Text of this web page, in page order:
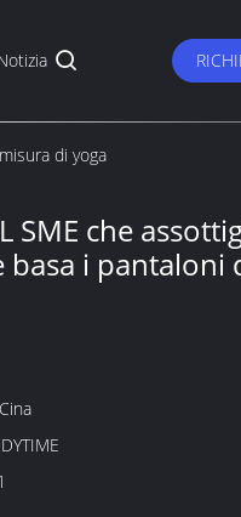
di yoga
SME che
i pantaloni